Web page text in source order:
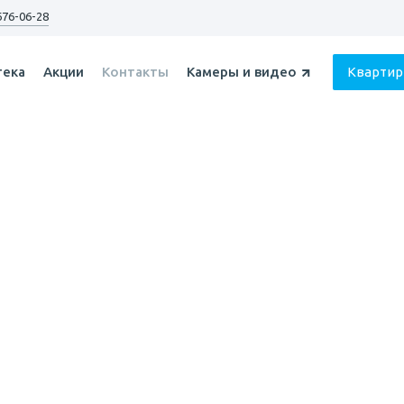
06-28
Акции Контакты